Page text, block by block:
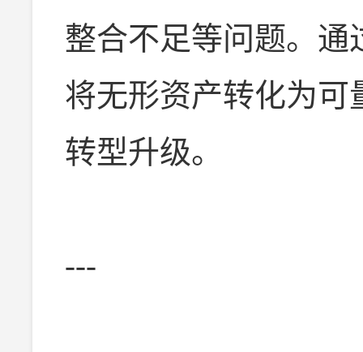
整合不足等问题。通
将无形资产转化为可
转型升级。
---